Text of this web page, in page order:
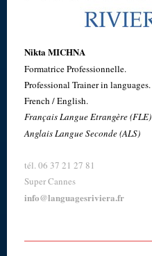
Nikta MICHNA
Formatrice Professionnelle.
Professional Trainer in languages.
French / English.
Français Langue Etrangère (FLE)
Anglais Langue Seconde (ALS)
tél. 06 37 21 27 81
Super Cannes
info@languagesriviera.fr